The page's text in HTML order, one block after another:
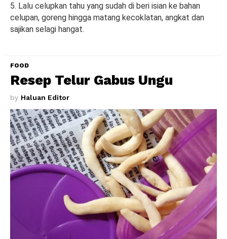
5. Lalu celupkan tahu yang sudah di beri isian ke bahan
celupan, goreng hingga matang kecoklatan, angkat dan
sajikan selagi hangat.
FOOD
Resep Telur Gabus Ungu
by Haluan Editor